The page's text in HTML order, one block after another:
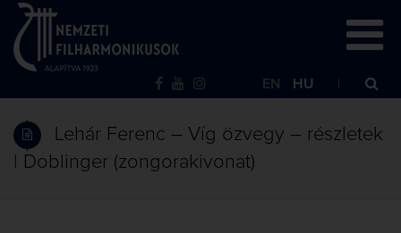
EN HU
Lehár Ferenc – Víg özvegy – részletek
| Doblinger (zongorakivonat)